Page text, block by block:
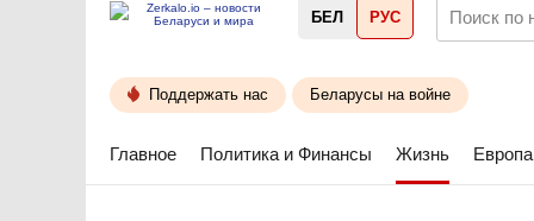
БЕЛ РУС
Поддержать нас Беларусы на войне
Главное Политика и Финансы Жизнь Европа